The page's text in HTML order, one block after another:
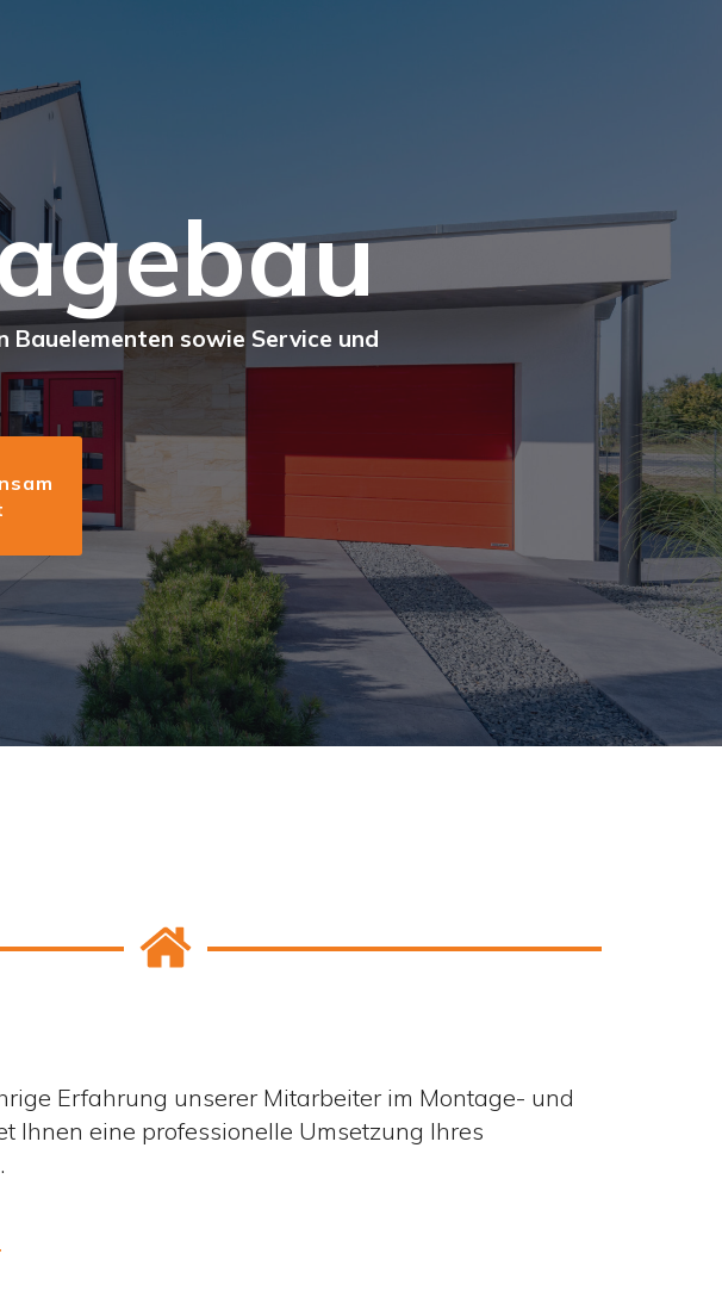
sowie Service und
Erfahrung unserer Mitarbeiter im Montage- und
Ihnen eine professionelle Umsetzung Ihres